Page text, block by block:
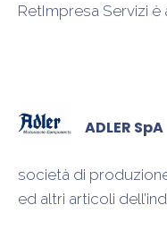
RetImpresa Servizi è
ADLER SpA
società di
ed altri articoli